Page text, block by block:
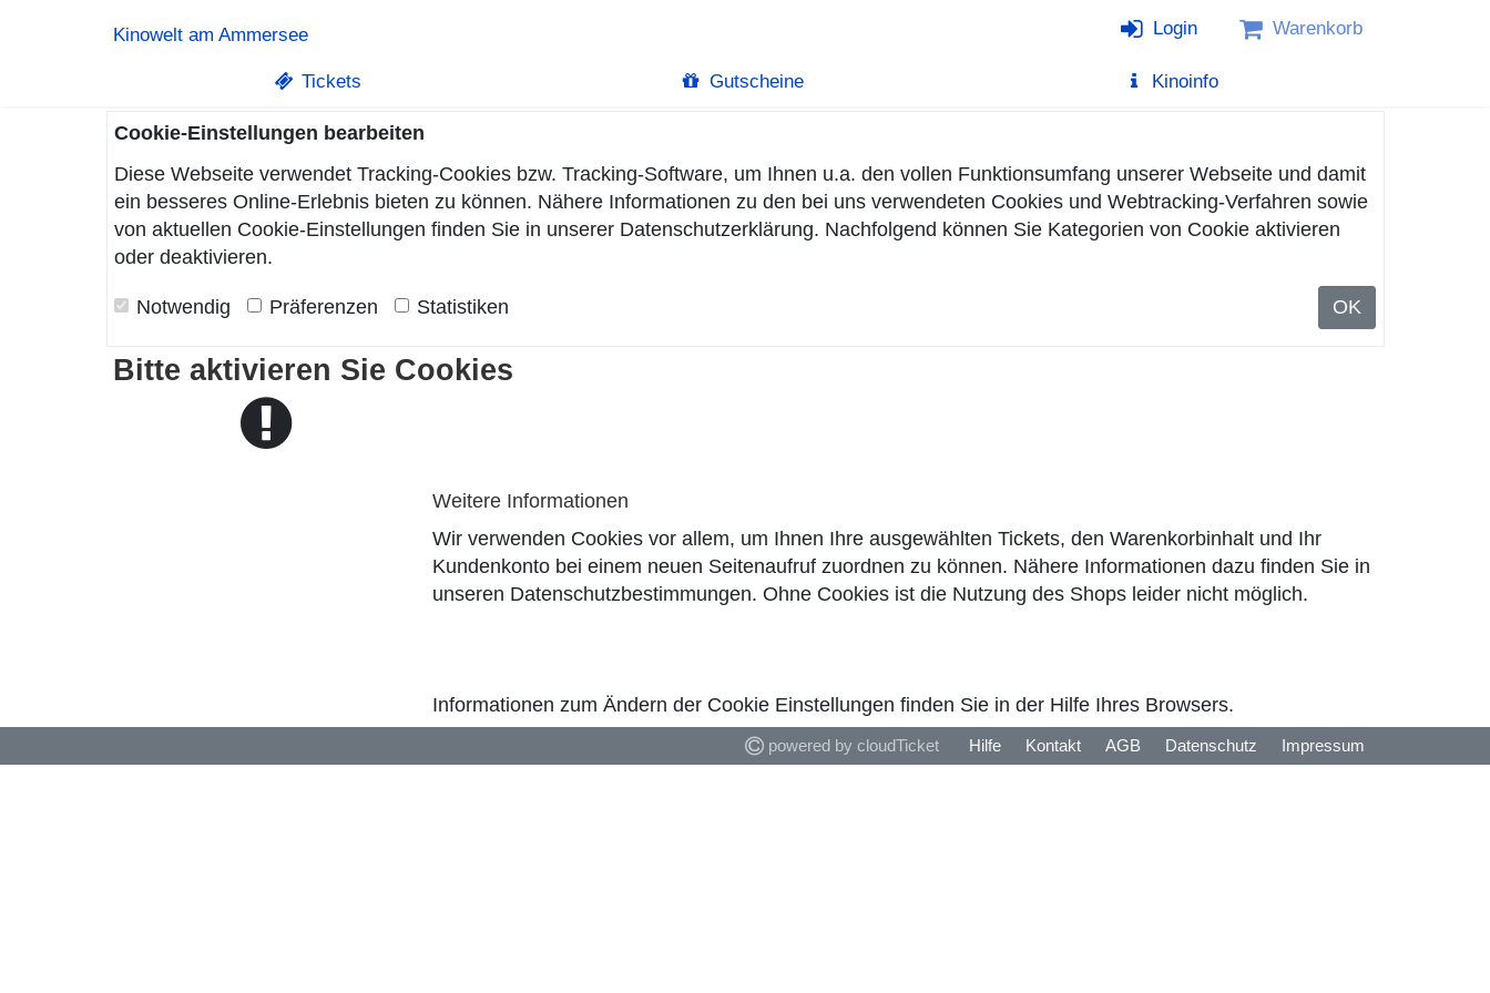
Kinowelt am Ammersee Login Warenkorb
Tickets Gutscheine Kinoinfo
Cookie-Einstellungen bearbeiten
Diese Webseite verwendet Tracking-Cookies bzw. Tracking-Software, um Ihnen u.a. den vollen Funktionsumfang unserer Webseite und damit
ein besseres Online-Erlebnis bieten zu können. Nähere Informationen zu den bei uns verwendeten Cookies und Webtracking-Verfahren sowie
von aktuellen Cookie-Einstellungen finden Sie in unserer Datenschutzerklärung. Nachfolgend können Sie Kategorien von Cookie aktivieren
oder deaktivieren.
Notwendig Präferenzen Statistiken OK
Bitte aktivieren Sie Cookies
Weitere Informationen
Wir verwenden Cookies vor allem, um Ihnen Ihre ausgewählten Tickets, den Warenkorbinhalt und Ihr
Kundenkonto bei einem neuen Seitenaufruf zuordnen zu können. Nähere Informationen dazu finden Sie in
unseren Datenschutzbestimmungen. Ohne Cookies ist die Nutzung des Shops leider nicht möglich.
Informationen zum Ändern der Cookie Einstellungen finden Sie in der Hilfe Ihres Browsers.
powered by cloudTicket Hilfe Kontakt AGB Datenschutz Impressum